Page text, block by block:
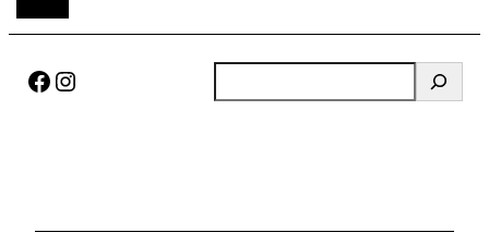
Facebook Instagram
u